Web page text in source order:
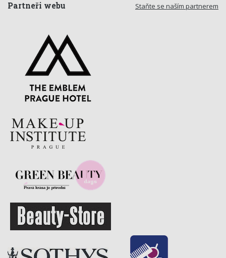
Staňte se naším partnerem
Partneři webu